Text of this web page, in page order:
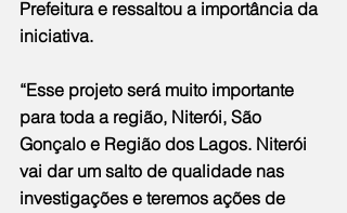
Prefeitura e ressaltou a importância da
iniciativa.
“Esse projeto será muito importante
para toda a região, Niterói, São
Gonçalo e Região dos Lagos. Niterói
vai dar um salto de qualidade nas
investigações e teremos ações de